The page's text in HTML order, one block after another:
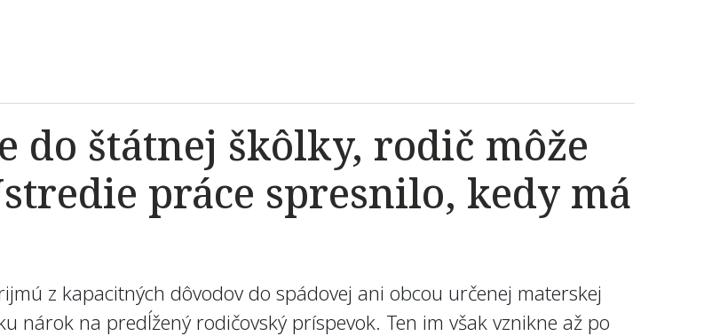
do štátnej škôlky, rodič môže
práce spresnilo, kedy má
z kapacitných dôvodov do spádovej ani obcou určenej materskej
nárok na predĺžený rodičovský príspevok. Ten im však vznikne až po